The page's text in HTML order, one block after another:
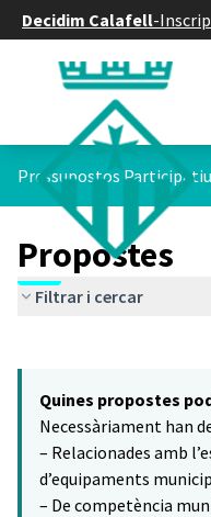
Decidim Calafell-
Pressupostos
Propostes
Filtrar i cercar
−
Quines propostes
Necessàriament han
– Relacionades amb
d’equipaments
– De competència